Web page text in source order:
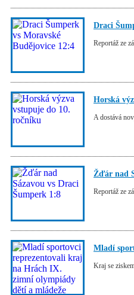
Draci
Reportáž ze
Horská
A dostává
Žďár nad
Reportáž ze
Mladí
Kraj se